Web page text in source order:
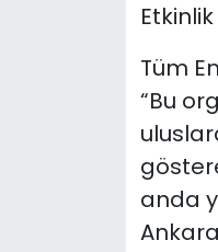
Tüm
“Bu
anda